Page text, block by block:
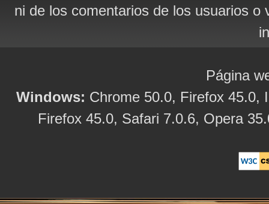
ni de los comentarios de los usuarios
Página
Windows: Chrome 50.0, Firefox 45.0,
Firefox 45.0, Safari 7.0.6, Opera